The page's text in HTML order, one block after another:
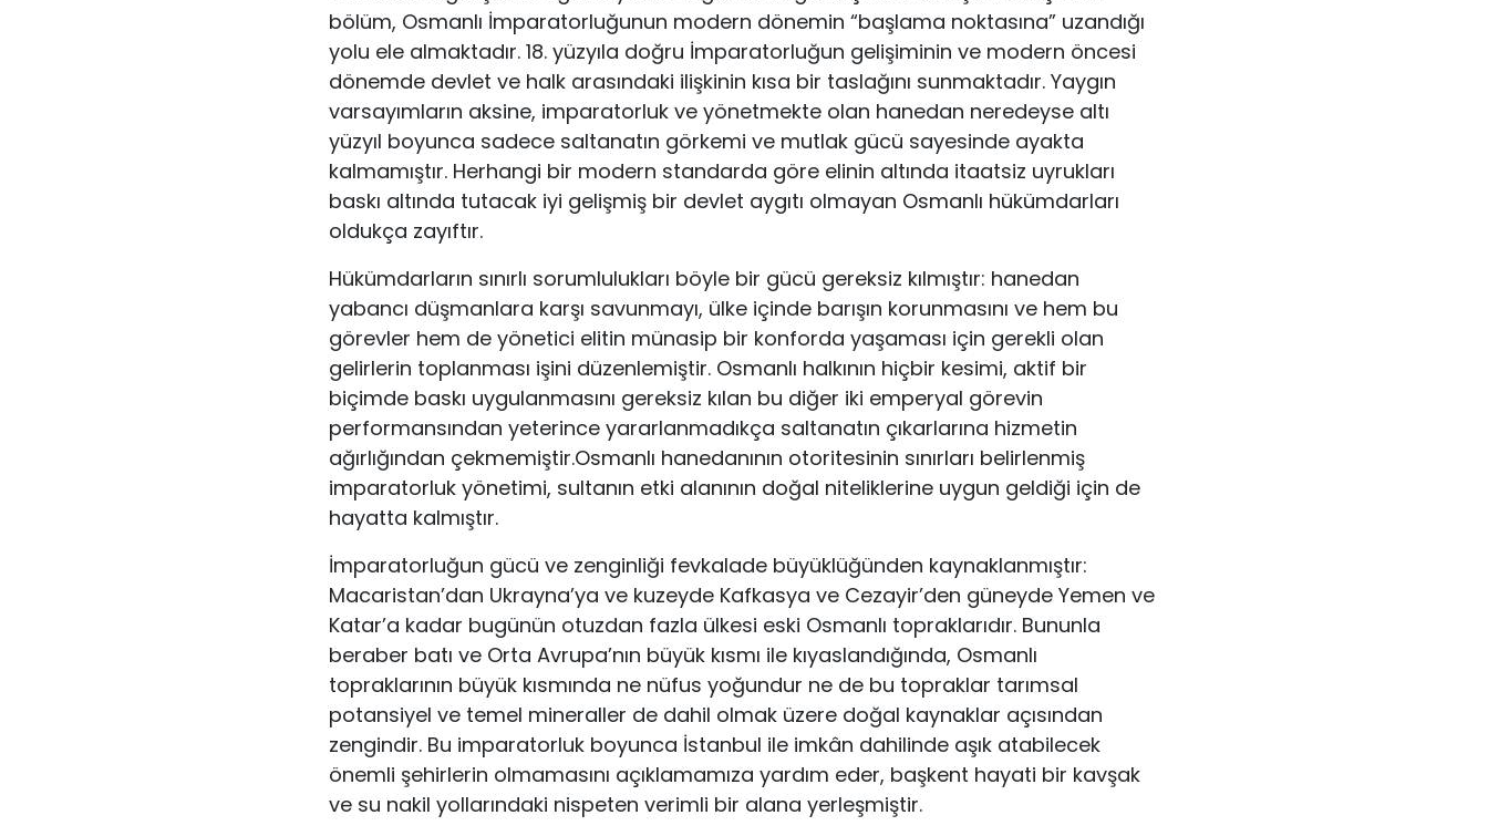
bölüm, Osmanlı İmparatorluğunun modern dönemin “başlama noktasına” uzandığı
yolu ele almaktadır. 18. yüzyıla doğru İmparatorluğun gelişiminin ve modern öncesi
dönemde devlet ve halk arasındaki ilişkinin kısa bir taslağını sunmaktadır. Yaygın
varsayımların aksine, imparatorluk ve yönetmekte olan hanedan neredeyse altı
yüzyıl boyunca sadece saltanatın görkemi ve mutlak gücü sayesinde ayakta
kalmamıştır. Herhangi bir modern standarda göre elinin altında itaatsiz uyrukları
baskı altında tutacak iyi gelişmiş bir devlet aygıtı olmayan Osmanlı hükümdarları
oldukça zayıftır.
Hükümdarların sınırlı sorumlulukları böyle bir gücü gereksiz kılmıştır: hanedan
yabancı düşmanlara karşı savunmayı, ülke içinde barışın korunmasını ve hem bu
görevler hem de yönetici elitin münasip bir konforda yaşaması için gerekli olan
gelirlerin toplanması işini düzenlemiştir. Osmanlı halkının hiçbir kesimi, aktif bir
biçimde baskı uygulanmasını gereksiz kılan bu diğer iki emperyal görevin
performansından yeterince yararlanmadıkça saltanatın çıkarlarına hizmetin
ağırlığından çekmemiştir.Osmanlı hanedanının otoritesinin sınırları belirlenmiş
imparatorluk yönetimi, sultanın etki alanının doğal niteliklerine uygun geldiği için de
hayatta kalmıştır.
İmparatorluğun gücü ve zenginliği fevkalade büyüklüğünden kaynaklanmıştır:
Macaristan’dan Ukrayna’ya ve kuzeyde Kafkasya ve Cezayir’den güneyde Yemen ve
Katar’a kadar bugünün otuzdan fazla ülkesi eski Osmanlı topraklarıdır. Bununla
beraber batı ve Orta Avrupa’nın büyük kısmı ile kıyaslandığında, Osmanlı
topraklarının büyük kısmında ne nüfus yoğundur ne de bu topraklar tarımsal
potansiyel ve temel mineraller de dahil olmak üzere doğal kaynaklar açısından
zengindir. Bu imparatorluk boyunca İstanbul ile imkân dahilinde aşık atabilecek
önemli şehirlerin olmamasını açıklamamıza yardım eder, başkent hayati bir kavşak
ve su nakil yollarındaki nispeten verimli bir alana yerleşmiştir.